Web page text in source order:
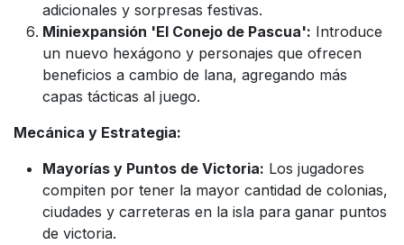
adicionales y sorpresas festivas.
Miniexpansión 'El Conejo de Pascua': Introduce
un nuevo hexágono y personajes que ofrecen
beneficios a cambio de lana, agregando más
capas tácticas al juego.
Mecánica y Estrategia:
Mayorías y Puntos de Victoria: Los jugadores
compiten por tener la mayor cantidad de colonias,
ciudades y carreteras en la isla para ganar puntos
de victoria.